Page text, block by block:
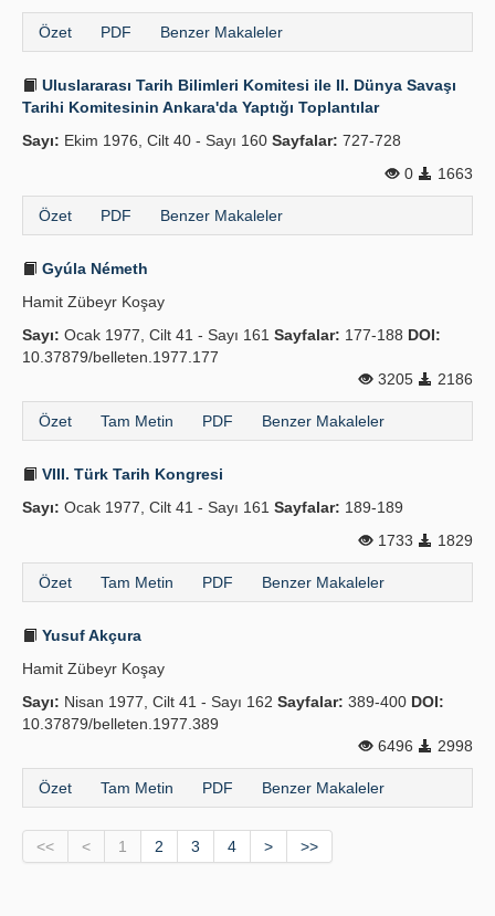
Özet PDF Benzer Makaleler
Uluslararası Tarih Bilimleri Komitesi ile II. Dünya Savaşı
Tarihi Komitesinin Ankara'da Yaptığı Toplantılar
Sayı: Ekim 1976, Cilt 40 - Sayı 160 Sayfalar: 727-728
0
1663
Özet PDF Benzer Makaleler
Gyúla Németh
Hamit Zübeyr Koşay
Sayı: Ocak 1977, Cilt 41 - Sayı 161 Sayfalar: 177-188 DOI:
10.37879/belleten.1977.177
3205
2186
Özet Tam Metin PDF Benzer Makaleler
VIII. Türk Tarih Kongresi
Sayı: Ocak 1977, Cilt 41 - Sayı 161 Sayfalar: 189-189
1733
1829
Özet Tam Metin PDF Benzer Makaleler
Yusuf Akçura
Hamit Zübeyr Koşay
Sayı: Nisan 1977, Cilt 41 - Sayı 162 Sayfalar: 389-400 DOI:
10.37879/belleten.1977.389
6496
2998
Özet Tam Metin PDF Benzer Makaleler
<< < 1 2 3 4 > >>